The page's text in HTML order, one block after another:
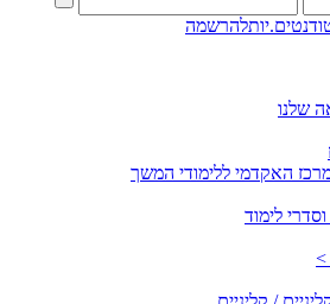
להרשמה
שלנו
האקדמי ללימודי המשך
לימוד
>